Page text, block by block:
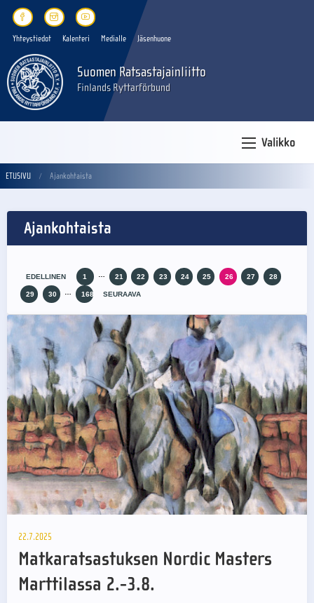
Yhteystiedot Kalenteri Medialle Jäsenhuone
Suomen Ratsastajainliitto
Finlands Ryttarförbund
Valikko
ETUSIVU Ajankohtaista
Ajankohtaista
EDELLINEN 1 21 22 23 24 25 26 27 28
29 30 168 SEURAAVA
22.7.2025
Matkaratsastuksen Nordic Masters
Marttilassa 2.-3.8.